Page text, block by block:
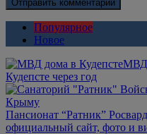
Популярное
Новое
МВД
Кудепсте через год
Пансионат “Ратник”
официальный сайт, фото и